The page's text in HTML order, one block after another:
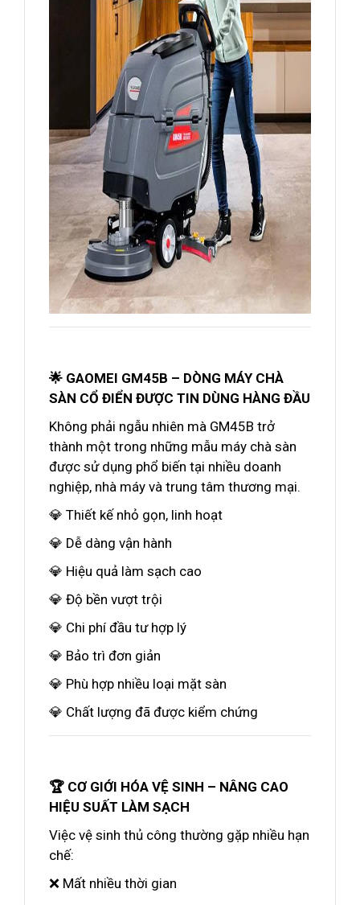
🌟 GAOMEI GM45B – DÒNG MÁY CHÀ
SÀN CỔ ĐIỂN ĐƯỢC TIN DÙNG HÀNG ĐẦU
Không phải ngẫu nhiên mà GM45B trở
thành một trong những mẫu máy chà sàn
được sử dụng phổ biến tại nhiều doanh
nghiệp, nhà máy và trung tâm thương mại.
💎 Thiết kế nhỏ gọn, linh hoạt
💎 Dễ dàng vận hành
💎 Hiệu quả làm sạch cao
💎 Độ bền vượt trội
💎 Chi phí đầu tư hợp lý
💎 Bảo trì đơn giản
💎 Phù hợp nhiều loại mặt sàn
💎 Chất lượng đã được kiểm chứng
🏆 CƠ GIỚI HÓA VỆ SINH – NÂNG CAO
HIỆU SUẤT LÀM SẠCH
Việc vệ sinh thủ công thường gặp nhiều hạn
chế:
❌ Mất nhiều thời gian